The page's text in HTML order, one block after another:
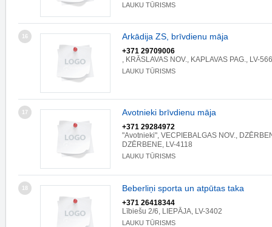
LAUKU TŪRISMS
16 Arkādija ZS, brīvdienu māja
+371 29709006
, KRĀSLAVAS NOV., KAPLAVAS PAG., LV-
LAUKU TŪRISMS
17 Avotnieki brīvdienu māja
+371 29284972
"Avotnieki", VECPIEBALGAS NOV.,
DZĒRBENE, LV-4118
LAUKU TŪRISMS
18 Beberliņi sporta un atpūtas taka
+371 26418344
Lībiešu 2/6, LIEPĀJA, LV-3402
LAUKU TŪRISMS